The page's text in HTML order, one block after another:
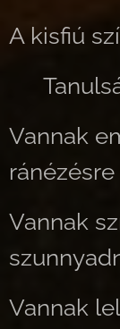
A kisfiú
⭐
Vannak
Vannak
Vannak